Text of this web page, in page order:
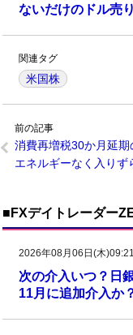
ないだけのドル売り
関連タグ
米国株
前の記事
消費再増税30か月延
エネルギーなく入りず
■FXデイトレーダー
2026年08月06日(木
次の介入いつ？日
11月に追加介入か